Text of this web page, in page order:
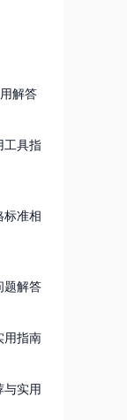
解答
工具指
标准相
题解答
用指南
与实用